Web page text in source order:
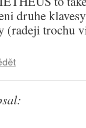
druhe
(radeji trochu